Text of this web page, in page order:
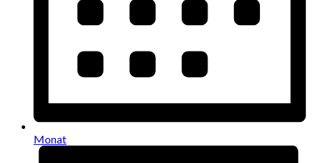
Monat